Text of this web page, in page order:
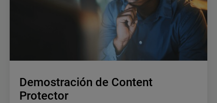
Demostración de Content
Protector